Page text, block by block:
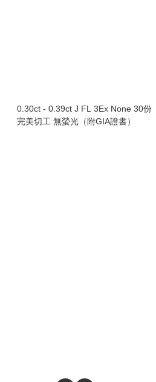
0.30ct - 0.39ct J FL 3Ex None 30份
完美切工 無螢光（附GIA證書）